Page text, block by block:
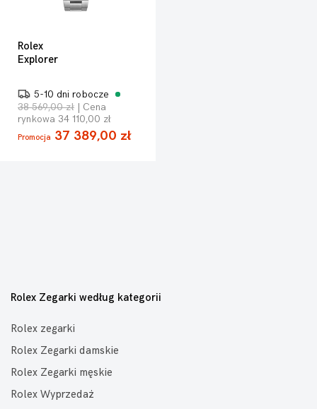
Rolex
Explorer
5-10 dni robocze
38 569,00 zł | Cena
rynkowa 34 110,00 zł
Promocja 37 389,00 zł
Rolex Zegarki według kategorii
Rolex zegarki
Rolex Zegarki damskie
Rolex Zegarki męskie
Rolex Wyprzedaż